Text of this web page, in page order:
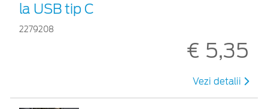
la USB tip C
2279208
€ 5,35
Vezi detalii